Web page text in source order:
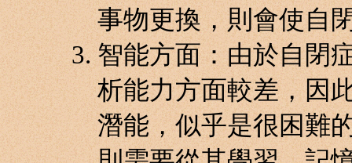
事物更換，則會使自
智能方面：由於自閉
析能力方面較差，因
潛能，似乎是很困難